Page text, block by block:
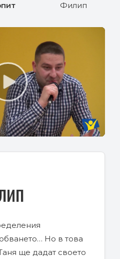
Филип
Play
Video
Но в това
ще дадат своето